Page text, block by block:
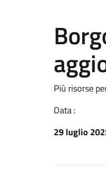
Più risorse
Data :
29 luglio